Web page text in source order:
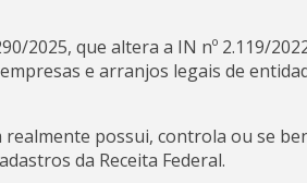
2025, que altera a IN nº 2.119/
e arranjos legais de
possui, controla ou se
da Receita Federal.